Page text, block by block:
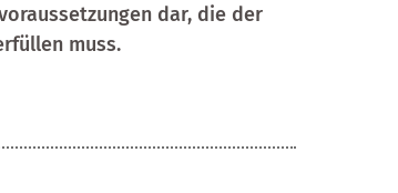
dar, die der
muss.